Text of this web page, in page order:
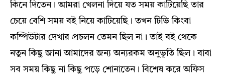
কিনে দিতেন। আমরা খেলনা দিয়ে যত সময় কাটিয়েছি তার
চেয়ে বেশি সময় বই নিয়ে কাটিয়েছি। তখন টিভি কিংবা
কম্পিউটার দেখার প্রচলন তেমন ছিল না। তাই বই থেকে
নতুন কিছু জানা আমাদের জন্য অন্যরকম অনুভূতি ছিল। বাবা
সব সময় কিছু না কিছু পড়ে শোনাতেন। বিশেষ করে অফিস